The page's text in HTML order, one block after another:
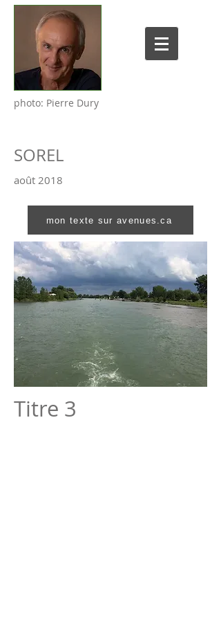
photo: Pierre Dury
SOREL
août 2018
mon texte sur avenues.ca
Titre 3